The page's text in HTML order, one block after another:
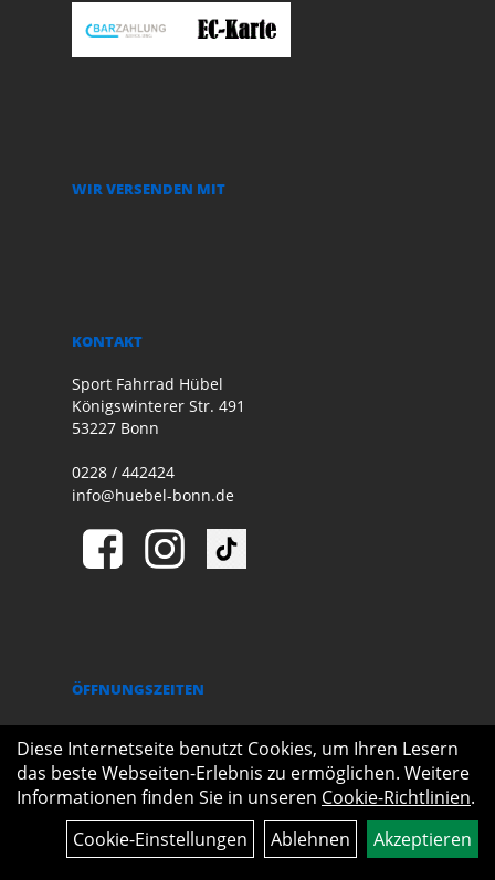
WIR VERSENDEN MIT
KONTAKT
Sport Fahrrad Hübel
Königswinterer Str. 491
53227 Bonn
0228 / 442424
info@huebel-bonn.de
ÖFFNUNGSZEITEN
Sommerzeit:März bis Oktober
Dienstag - Freitag
09:00 - 18:30 Uhr
Samstag
09:00 - 15:00 Uhr
Diese Internetseite benutzt Cookies, um Ihren Lesern
das beste Webseiten-Erlebnis zu ermöglichen. Weitere
Informationen finden Sie in unseren Cookie-Richtlinien.
Cookie-Einstellungen
Ablehnen Akzeptieren